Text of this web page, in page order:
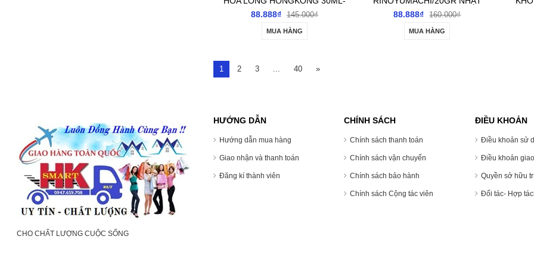
GIÚP LƯU THÔNG MÁU, GIẢM
TÊ BÌ, CẢM CÚM
88.888₫ 145.000₫
MUA HÀNG
BẢN- HỖ TRỢ GIẢM ĐAU
HỒI CHẤN THƯƠNG
88.888₫ 160.000₫
MUA HÀNG
1 2 3 40 »
CHO CHẤT LƯỢNG CUỘC SỐNG
HƯỚNG DẪN
Hướng dẫn mua hàng
Giao nhận và thanh toán
Đăng kí thành viên
CHÍNH SÁCH
Chính sách thanh toán
Chính sách vận chuyển
Chính sách bảo hành
Chính sách Cộng tác viên
ĐIỀU KHOẢN
Điều khoản sử
Điều khoản
Quyền sở hữu
Đối tác- Hợp